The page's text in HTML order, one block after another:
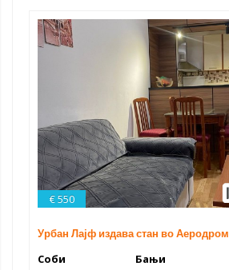
€ 550
Урбан Лајф издава стан во Аеродром
Соби
Бањи